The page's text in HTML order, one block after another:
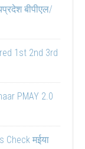
बीपीएल/
1st 2nd 3rd
PMAY 2.0
Check मईया